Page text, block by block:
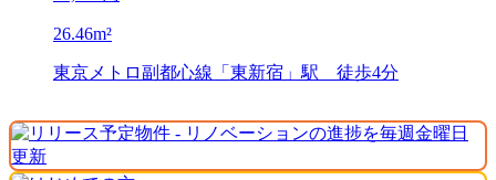
26.46m²
東京メトロ副都心線「東新宿」駅 徒歩4分